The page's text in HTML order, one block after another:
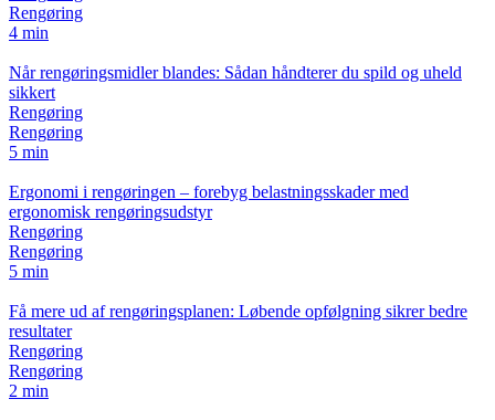
Rengøring
4 min
Når rengøringsmidler blandes: Sådan håndterer du spild og uheld
sikkert
Rengøring
Rengøring
5 min
Ergonomi i rengøringen – forebyg belastningsskader med
ergonomisk rengøringsudstyr
Rengøring
Rengøring
5 min
Få mere ud af rengøringsplanen: Løbende opfølgning sikrer bedre
resultater
Rengøring
Rengøring
2 min